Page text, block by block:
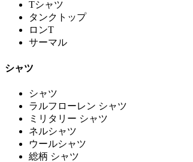
Tシャツ
タンクトップ
ロンT
サーマル
シャツ
シャツ
ラルフローレン シャツ
ミリタリー シャツ
ネルシャツ
ウールシャツ
総柄 シャツ